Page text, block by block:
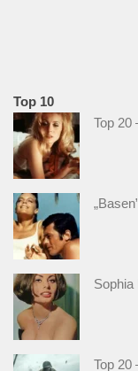
Top 10
Top 20
Sophia
Top 20